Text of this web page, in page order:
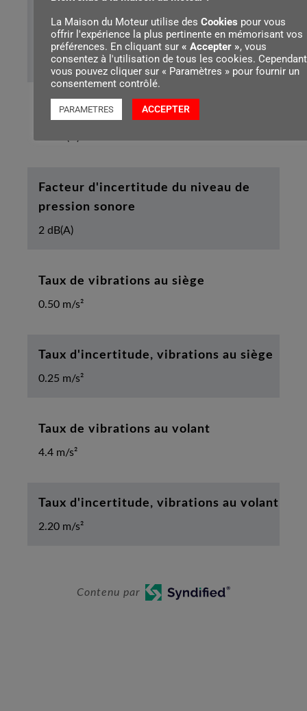
Niveau de puissance acoustique
garanti
105 dB(A)
Niveau de pression sonore mesuré
Facteur d'incertitude du niveau de
pression sonore
2 dB(A)
Taux de vibrations au siège
0.50 m/s²
Taux d'incertitude, vibrations au siège
0.25 m/s²
Taux de vibrations au volant
4.4 m/s²
Taux d'incertitude, vibrations au volant
2.20 m/s²
Contenu par
La Maison du Moteur utilise des Cookies pour vous
offrir l'expérience la plus pertinente en mémorisant vos
préférences. En cliquant sur « Accepter », vous
consentez à l'utilisation de tous les cookies.
vous pouvez cliquer sur « Paramètres » pour fournir un
consentement contrôlé.
PARAMETRES ACCEPTER